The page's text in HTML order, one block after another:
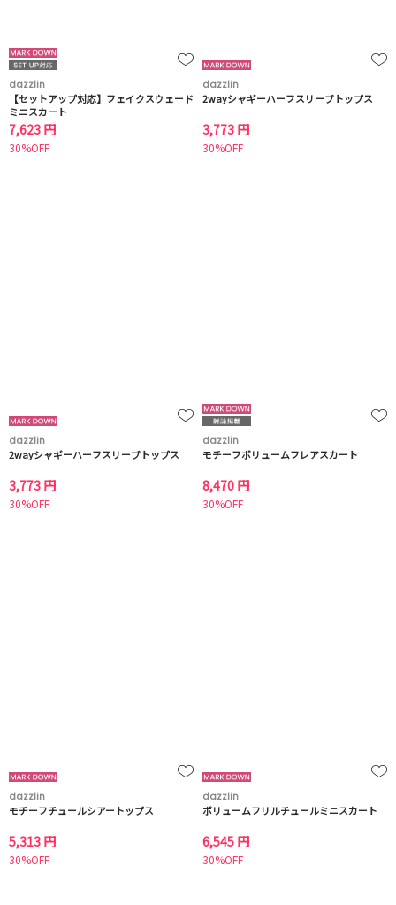
dazzlin
【セットアップ対応】フェイクスウェード
ミニスカート
7,623 円
30%OFF
dazzlin
2wayシャギーハーフスリーブトップス
3,773 円
30%OFF
dazzlin
2wayシャギーハーフスリーブトップス
3,773 円
30%OFF
dazzlin
モチーフボリュームフレアスカート
8,470 円
30%OFF
dazzlin
モチーフチュールシアートップス
5,313 円
30%OFF
dazzlin
ボリュームフリルチュールミニスカート
6,545 円
30%OFF